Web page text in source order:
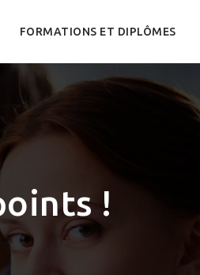
FORMATIONS ET DIPLÔMES
!